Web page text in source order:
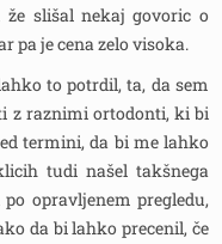
slišal nekaj govoric o
pa je cena zelo visoka.
to potrdil, ta, da sem
z raznimi ortodonti, ki bi
termini, da bi me lahko
tudi našel takšnega
opravljenem pregledu,
da bi lahko precenil, če